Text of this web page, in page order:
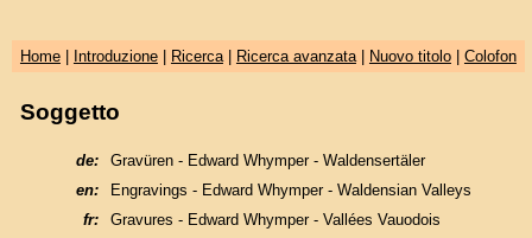
Home| Introduzione| Ricerca| Ricerca avanzata| Nuovo titolo| Colofon
Soggetto
de:
Gravüren - Edward Whymper - Waldensertäler
en:
Engravings - Edward Whymper - Waldensian Valleys
fr:
Gravures - Edward Whymper - Vallées Vauodois